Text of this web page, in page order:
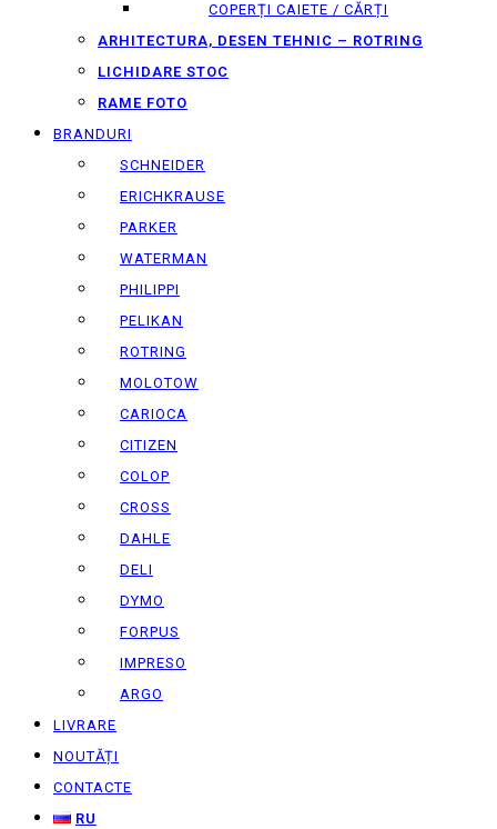
COPERȚI CAIETE / CĂRȚI
ARHITECTURA, DESEN TEHNIC – ROTRING
LICHIDARE STOC
RAME FOTO
BRANDURI
SCHNEIDER
ERICHKRAUSE
PARKER
WATERMAN
PHILIPPI
PELIKAN
ROTRING
MOLOTOW
CARIOCA
CITIZEN
COLOP
CROSS
DAHLE
DELI
DYMO
FORPUS
IMPRESO
ARGO
LIVRARE
NOUTĂȚI
CONTACTE
RU